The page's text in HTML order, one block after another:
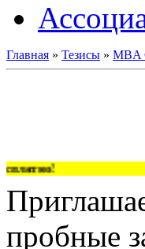
Главная » Тезисы » MBA
пробные